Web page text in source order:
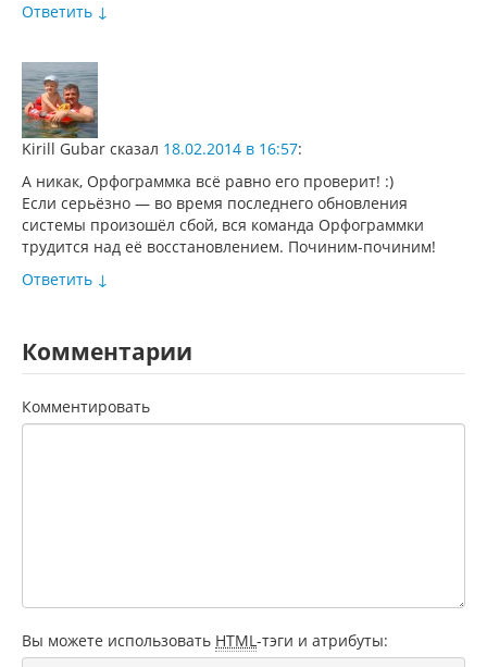
Ответить ↓
Kirill Gubar сказал 18.02.2014 в 16:57:
А никак, Орфограммка всё равно его проверит! :)
Если серьёзно — во время последнего обновления
системы произошёл сбой, вся команда Орфограммки
трудится над её восстановлением. Починим-починим!
Ответить ↓
Комментарии
Комментировать
Вы можете использовать HTML-тэги и атрибуты: